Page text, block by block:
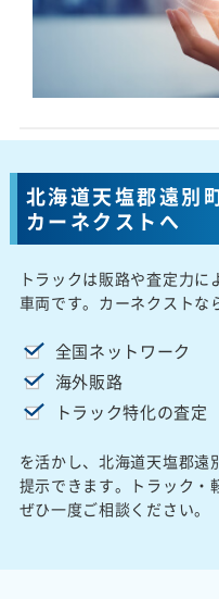
北海道天塩郡遠別
カーネクストへ
トラックは販路や査定力
車両です。カーネクストな
全国ネットワーク
海外販路
トラック特化の査定
を活かし、北海道天塩郡遠
提示できます。トラック・
ぜひ一度ご相談ください。